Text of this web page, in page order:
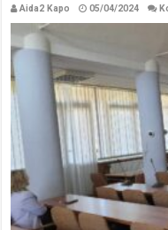
Aida2 Kapo 05/04/2024